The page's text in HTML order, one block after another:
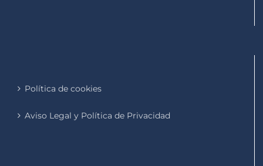
Política de cookies
Aviso Legal y Política de Privacidad